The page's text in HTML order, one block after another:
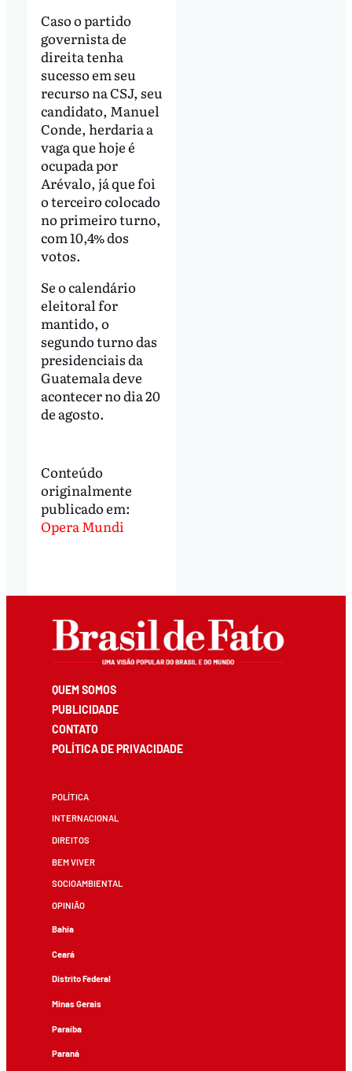
Caso o partido
governista de
direita tenha
sucesso em seu
recurso na CSJ, seu
candidato, Manuel
Conde, herdaria a
vaga que hoje é
ocupada por
Arévalo, já que foi
o terceiro colocado
no primeiro turno,
com 10,4% dos
votos.
Se o calendário
eleitoral for
mantido, o
segundo turno das
presidenciais da
Guatemala deve
acontecer no dia 20
de agosto.
Conteúdo
originalmente
publicado em:
Opera Mundi
QUEM SOMOS
PUBLICIDADE
CONTATO
POLÍTICA DE PRIVACIDADE
POLÍTICA
INTERNACIONAL
DIREITOS
BEM VIVER
SOCIOAMBIENTAL
OPINIÃO
Bahia
Ceará
Distrito Federal
Minas Gerais
Paraíba
Paraná